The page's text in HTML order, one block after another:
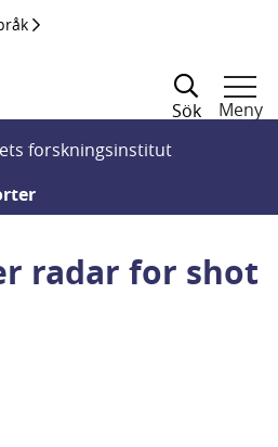
Sök
Meny
forskningsinstitut
radar for shot